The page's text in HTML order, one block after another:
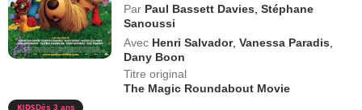
Par Paul Bassett Davies ,Stéphane
Sanoussi
Avec Henri Salvador,Vanessa Paradis
Dany Boon
Titre original
The Magic Roundabout Movie
Dès 3 ans